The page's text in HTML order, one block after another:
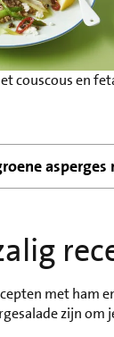
couscous en
asperges
met ham
zijn om